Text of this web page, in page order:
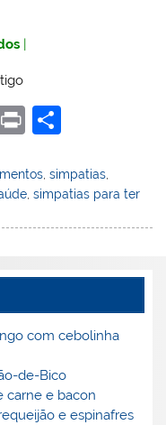
|
Pr
t
ar
e
,simpatias,
,simpatias para ter
com cebolinha
de-Bico
carne e bacon
e espinafres